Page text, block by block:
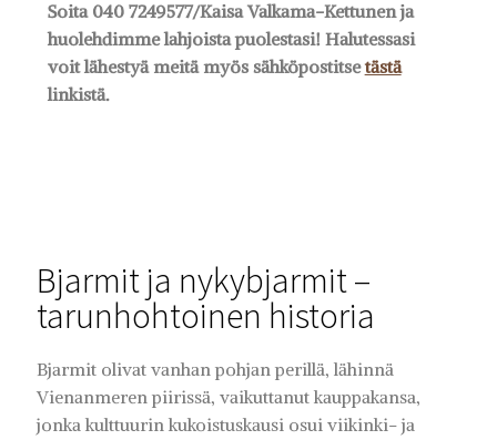
Soita 040 7249577/Kaisa Valkama-Kettunen ja
huolehdimme lahjoista puolestasi! Halutessasi
voit lähestyä meitä myös sähköpostitsetästä
linkistä.
Bjarmit ja nykybjarmit –
tarunhohtoinen historia​
Bjarmit olivat vanhan pohjan perillä, lähinnä
Vienanmeren piirissä, vaikuttanut kauppakansa,
jonka kulttuurin kukoistuskausi osui viikinki- ja